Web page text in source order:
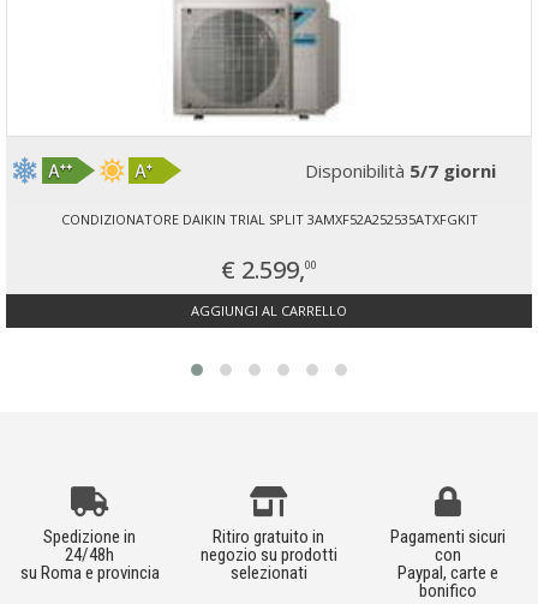
Disponibilità 5/7 giorni
CONDIZIONATORE DAIKIN TRIAL SPLIT 3AMXF52A252535ATXFGKIT
€ 2.599,00
AGGIUNGI AL CARRELLO
Spedizione in
24/48h
su Roma e provincia
Ritiro gratuito in
negozio su prodotti
selezionati
Pagamenti sicuri
con
Paypal, carte e
bonifico